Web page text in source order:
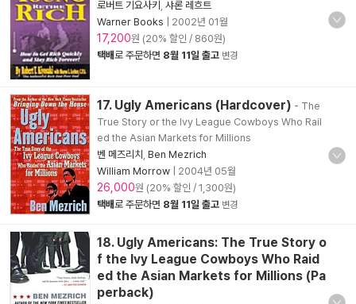
로버트 기요사키
샤론 레흐트
Warner Books
2002년 01월
17,200원 (20% 할인 / 860원)
택배로 주문하면 8월 11일 출고 변경
17. Ugly Americans (Hardcover) - The
True Story or the Ivy League Cowboys Who Rail
ed the Asian Markets for Millions
벤 메즈리치 Ben Mezrich
William Morrow
2004년 05월
26,000원 (20% 할인 / 1,300원)
택배로 주문하면 8월 11일 출고 변경
18. Ugly Americans: The True Story o
f the Ivy League Cowboys Who Raid
ed the Asian Markets for Millions (Pa
perback)